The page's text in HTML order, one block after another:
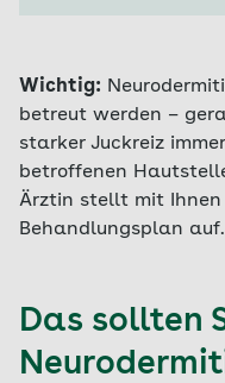
Wichtig:
betreut werden –
starker Juckreiz
betroffenen
Ärztin stellt mit Ihnen
Behandlungsplan auf.
Das sollten